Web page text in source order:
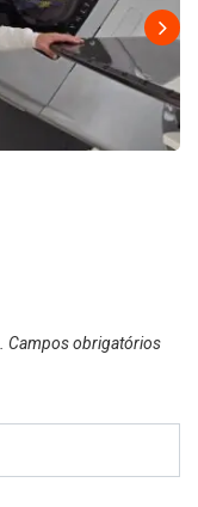
Campos obrigatórios